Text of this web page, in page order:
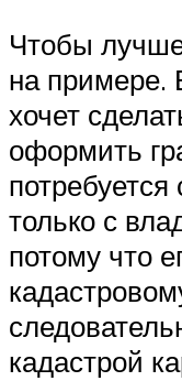
Чтобы
на примере.
хочет
оформить
потребуется
только с
потому что
кадастрой